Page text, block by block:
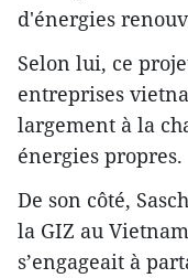
d'énergies
Selon lui, ce
entreprises
largement à la
énergies propres.
De son côté,
la GIZ au
s’engageait à